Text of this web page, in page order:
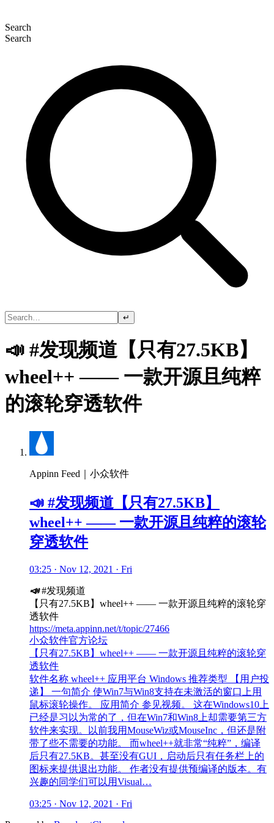
Search
Search
↵
📣 #发现频道【只有27.5KB】
wheel++ —— 一款开源且纯粹
的滚轮穿透软件
Appinn Feed｜小众软件
📣 #发现频道【只有27.5KB】
wheel++ —— 一款开源且纯粹的滚轮
穿透软件
03:25 · Nov 12, 2021 · Fri
📣#发现频道
【只有27.5KB】wheel++ —— 一款开源且纯粹的滚轮穿
透软件
https://meta.appinn.net/t/topic/27466
小众软件官方论坛
【只有27.5KB】wheel++ —— 一款开源且纯粹的滚轮穿
透软件
软件名称 wheel++ 应用平台 Windows 推荐类型 【用户投
递】 一句简介 使Win7与Win8支持在未激活的窗口上用
鼠标滚轮操作。 应用简介 参见视频。 这在Windows10上
已经是习以为常的了，但在Win7和Win8上却需要第三方
软件来实现。以前我用MouseWiz或MouseInc，但还是附
带了些不需要的功能。 而wheel++就非常“纯粹”，编译
后只有27.5KB。甚至没有GUI，启动后只有任务栏上的
图标来提供退出功能。 作者没有提供预编译的版本。有
兴趣的同学们可以用Visual…
03:25 · Nov 12, 2021 · Fri